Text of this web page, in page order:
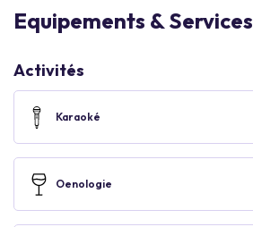
Equipements & Services
Activités
Karaoké
Oenologie